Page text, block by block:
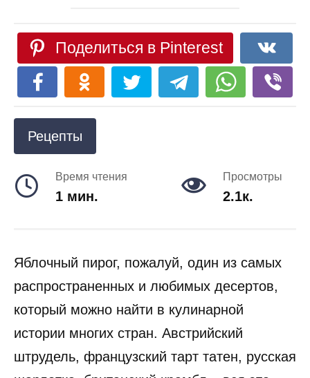
Поделиться в Pinterest
Рецепты
Время чтения
1 мин.
Просмотры
2.1к.
Яблочный пирог, пожалуй, один из самых
распространенных и любимых десертов,
который можно найти в кулинарной
истории многих стран. Австрийский
штрудель, французский тарт татен, русская